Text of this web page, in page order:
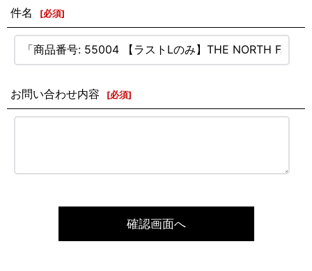
件名 [必須]
お問い合わせ内容 [必須]
確認画面へ